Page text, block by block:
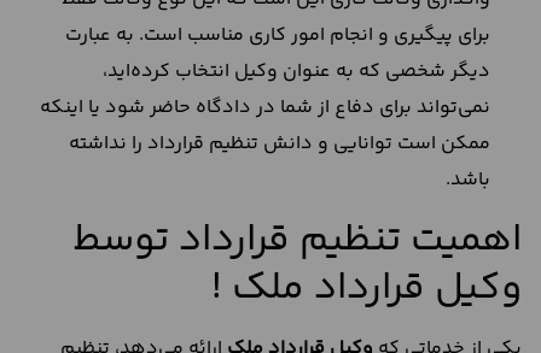
برای پیگیری و انجام امور کاری مناسب است. به عبارت
دیگر شخصی که به عنوان وکیل انتخاب کرده‌اید،
نمی‌تواند برای دفاع از شما در دادگاه حاضر شود یا اینکه
ممکن است توانایی و دانش تنظیم قرارداد را نداشته
باشد.
اهمیت تنظیم قرارداد توسط
وکیل قرارداد ملک !